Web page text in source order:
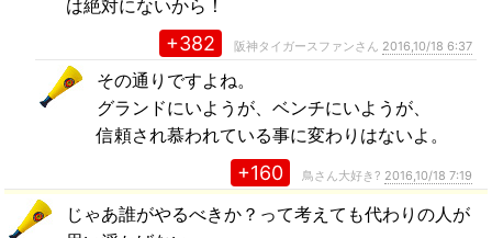
は絶対にないから！
+382 阪神タイガースファンさん 2016,10/18 6:37
その通りですよね。
グランドにいようが、ベンチにいようが、
信頼され慕われている事に変わりはないよ。
+160 鳥さん大好き? 2016,10/18 7:19
じゃあ誰がやるべきか？って考えても代わりの人が